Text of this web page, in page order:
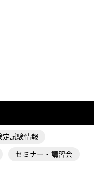
定試験情報
セミナー・講習会